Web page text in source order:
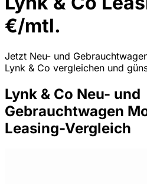
€/mtl.
Jetzt Neu- und
Lynk & Co vergleichen und
Lynk & Co Neu- und
Gebrauchtwagen
Leasing-Vergleich